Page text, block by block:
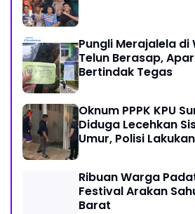
Pungli Merajalela di
Telun Berasap,
Bertindak Tegas
Oknum PPPK KPU
Diduga Lecehkan
Umur, Polisi
Ribuan Warga
Festival Arakan
Barat